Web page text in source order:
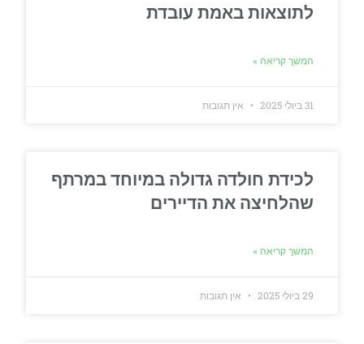
לתוצאות באמת עובדת
המשך קריאה »
31 ביולי 2025 אין תגובות
לכידת חולדה גדולה במיוחד במרתף
שהלחיצה את הדיירים
המשך קריאה »
29 ביולי 2025 אין תגובות